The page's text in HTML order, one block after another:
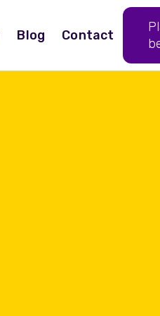
Blog Contact